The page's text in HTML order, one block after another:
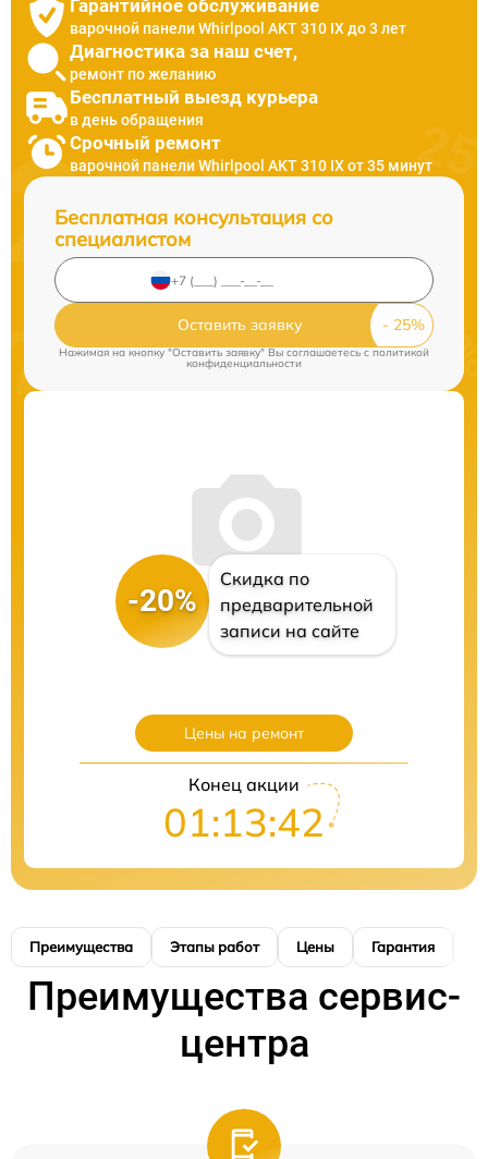
Гарантийное обслуживание
варочной панели Whirlpool AKT 310 IX до 3 лет
Диагностика за наш счет,
ремонт по желанию
Бесплатный выезд курьера
в день обращения
Срочный ремонт
варочной панели Whirlpool AKT 310 IX от 35 минут
Бесплатная консультация со
специалистом
Оставить заявку
Нажимая на кнопку "Оставить заявку" Вы соглашаетесь c политикой
конфиденциальности
-20%
Скидка по
предварительной
записи на сайте
Цены на ремонт
Конец акции
01:13:41
Преимущества Этапы работ Цены Гарантия
Преимущества сервис-
центра